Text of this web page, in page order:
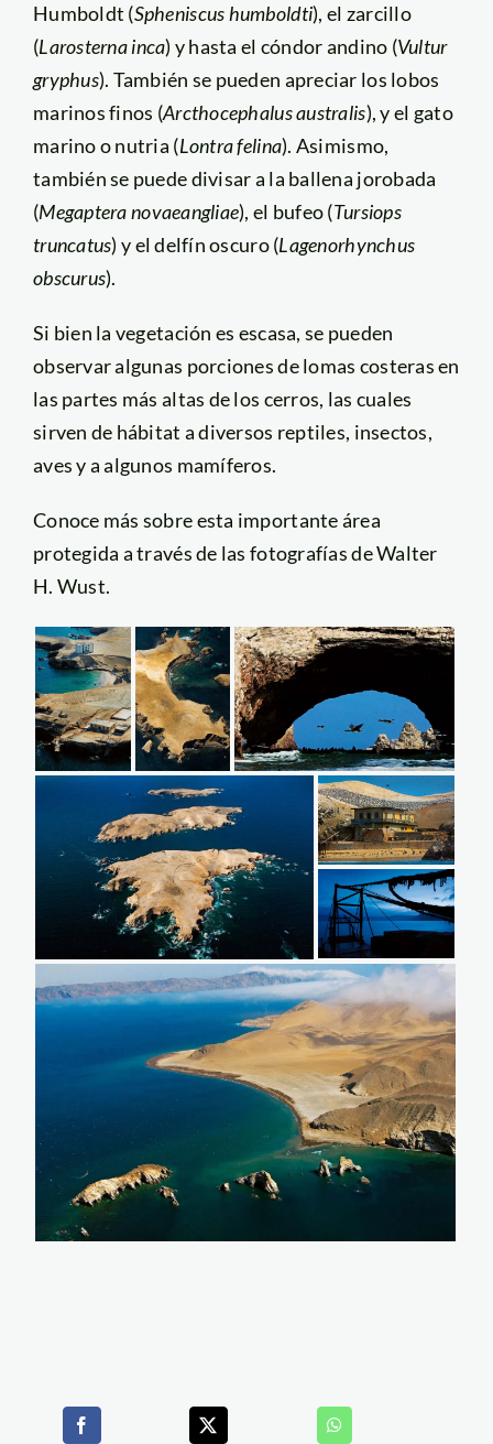
Humboldt (Spheniscus humboldti), el zarcillo
(Larosterna inca) y hasta el cóndor andino (Vultur
gryphus). También se pueden apreciar los lobos
marinos finos (Arcthocephalus australis), y el gato
marino o nutria (Lontra felina). Asimismo,
también se puede divisar a la ballena jorobada
(Megaptera novaeangliae), el bufeo (Tursiops
truncatus) y el delfín oscuro (Lagenorhynchus
obscurus).
Si bien la vegetación es escasa, se pueden
observar algunas porciones de lomas costeras en
las partes más altas de los cerros, las cuales
sirven de hábitat a diversos reptiles, insectos,
aves y a algunos mamíferos.
Conoce más sobre esta importante área
protegida a través de las fotografías de Walter
H. Wust.